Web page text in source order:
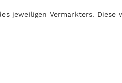
jeweiligen Vermarkters.